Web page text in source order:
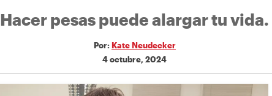
Hacer pesas puede alargar tu vida.
Por: Kate Neudecker
4 octubre, 2024